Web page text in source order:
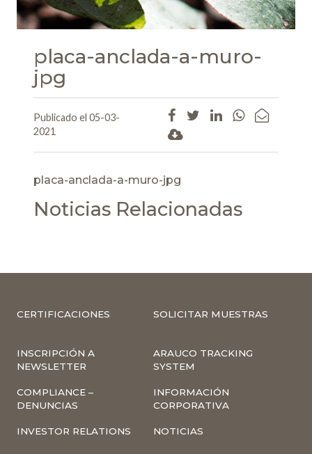
placa-anclada-a-muro-
jpg
Publicado el 05-03-
2021
placa-anclada-a-muro-jpg
Noticias Relacionadas
CERTIFICACIONES SOLICITAR MUESTRAS
INSCRIPCIÓN A
NEWSLETTER
ARAUCO TRACKING
SYSTEM
COMPLIANCE –
DENUNCIAS
INFORMACIÓN
CORPORATIVA
INVESTOR RELATIONS NOTICIAS